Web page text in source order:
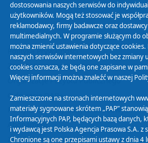
Polityka Prywatności
Zasady korzystania z Serwisu
Organizacje Pożytku Publicznego
Cyfryzacja DAB+
Polityka ochrony danych osobowych
Abonament
Zamówienia publiczne
dostosowania naszych serwisów do
użytkowników. Mogą też stosować je
reklamodawcy, firmy badawcze oraz
multimedialnych. W programie służącym do
można zmienić ustawienia dotyczące cookies.
naszych serwisów internetowych bez zmiany
cookies oznacza, że będą one zapisane w
Więcej informacji można znaleźć w naszej
Zamieszczone na stronach internetowych
materiały sygnowane skrótem „PAP”
Informacyjnych PAP, będących bazą danych,
i wydawcą jest Polska Agencja Prasowa S.A. z
Chronione są one przepisami ustawy z dnia 4